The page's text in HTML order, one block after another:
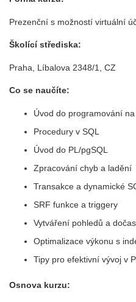
Prezenční s možností virtuální
Školící střediska:
Praha, Líbalova 2348/1, CZ
Co se naučíte:
Úvod do programování
Procedury v SQL
Úvod do PL/pgSQL
Zpracování chyb a ladění
Transakce a dynamické
SRF funkce a triggery
Vytváření pohledů a
Optimalizace výkonu s
Tipy pro efektivní vývoj v
Osnova kurzu: